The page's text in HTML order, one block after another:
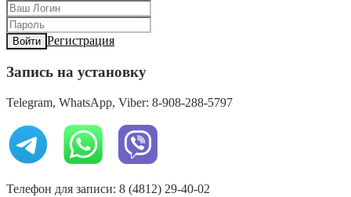
Войти Регистрация
Запись на установку
Telegram, WhatsApp, Viber: 8-908-288-5797
Телефон для записи: 8 (4812) 29-40-02